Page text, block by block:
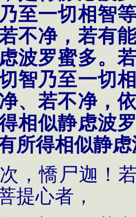
至一切相智
不净，若有
波罗蜜多。
智乃至一切
、若不净，
相似静虑波
所得相似静
，憍尸迦！
提心者，